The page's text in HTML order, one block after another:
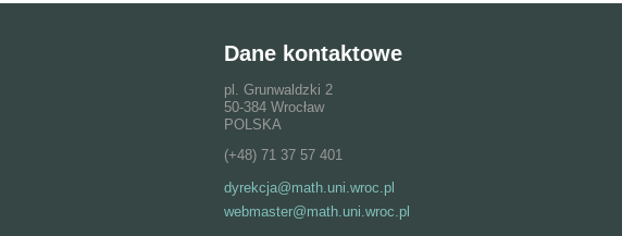
Dane kontaktowe
pl. Grunwaldzki 2
50-384 Wrocław
POLSKA
(+48) 71 37 57 401
dyrekcja@math.uni.wroc.pl
webmaster@math.uni.wroc.pl